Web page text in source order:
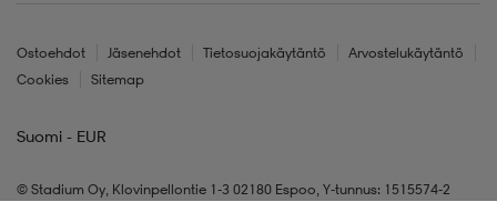
Ostoehdot Jäsenehdot Tietosuojakäytäntö
Arvostelukäytäntö
Cookies
Sitemap
Suomi - EUR
© Stadium Oy, Klovinpellontie 1-3 02180 Espoo, Y-tunnus: 1515574-2